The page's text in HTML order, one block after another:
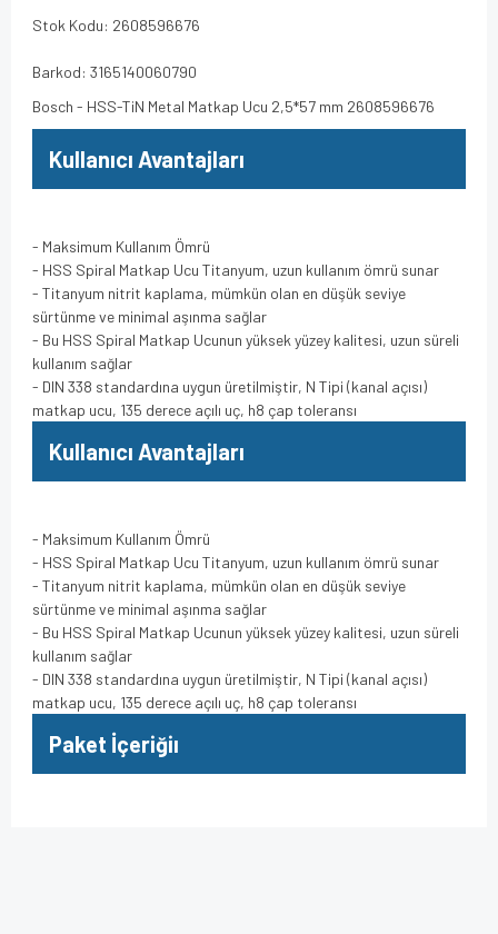
Stok Kodu: 2608596676
Barkod: 3165140060790
Bosch - HSS-TiN Metal Matkap Ucu 2,5*57 mm 2608596676
Kullanıcı Avantajları
- Maksimum Kullanım Ömrü
- HSS Spiral Matkap Ucu Titanyum, uzun kullanım ömrü sunar
- Titanyum nitrit kaplama, mümkün olan en düşük seviye
sürtünme ve minimal aşınma sağlar
- Bu HSS Spiral Matkap Ucunun yüksek yüzey kalitesi, uzun süreli
kullanım sağlar
- DIN 338 standardına uygun üretilmiştir, N Tipi (kanal açısı)
matkap ucu, 135 derece açılı uç, h8 çap toleransı
Kullanıcı Avantajları
- Maksimum Kullanım Ömrü
- HSS Spiral Matkap Ucu Titanyum, uzun kullanım ömrü sunar
- Titanyum nitrit kaplama, mümkün olan en düşük seviye
sürtünme ve minimal aşınma sağlar
- Bu HSS Spiral Matkap Ucunun yüksek yüzey kalitesi, uzun süreli
kullanım sağlar
- DIN 338 standardına uygun üretilmiştir, N Tipi (kanal açısı)
matkap ucu, 135 derece açılı uç, h8 çap toleransı
Paket İçeriğiı